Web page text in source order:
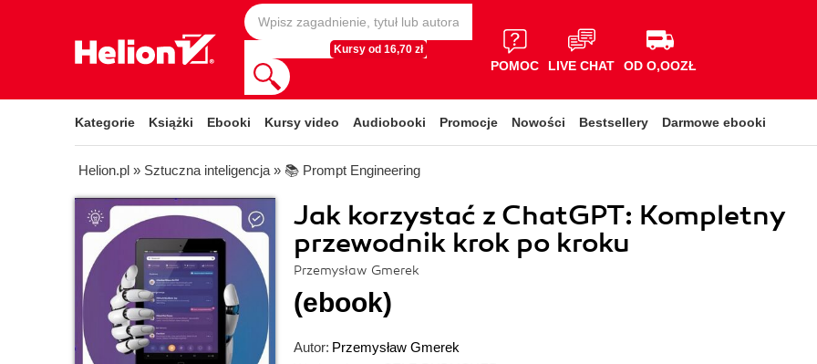
Kursy od 16,70 zł
POMOC LIVE CHAT OD O,OOZŁ
Kategorie Książki Ebooki Kursy video Audiobooki Promocje Nowości Bestsellery Darmowe ebooki
Helion.pl » Sztuczna inteligencja » 📚 Prompt Engineering
Jak korzystać z ChatGPT: Kompletny
przewodnik krok po kroku
Przemysław Gmerek
(ebook)
Autor: Przemysław Gmerek